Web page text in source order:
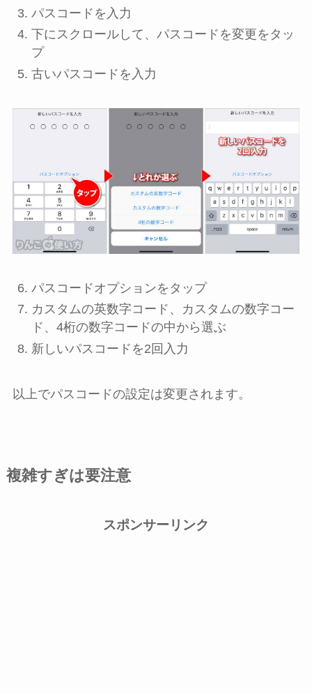
パスコード を入力
下にスクロールして、 パスコードを変更をタッ
プ
古いパスコード を入力
パスコードオプションをタップ
カスタムの英数字コード 、
カスタムの数字コー
ド 、 4桁の数字コードの中から選ぶ
新しいパスコードを2回入力
以上でパスコードの設定は変更されます。
複雑すぎは要注意
スポンサーリンク